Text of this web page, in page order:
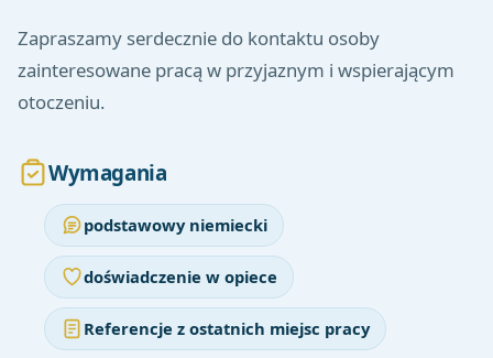
Zapraszamy serdecznie do kontaktu osoby
zainteresowane pracą w przyjaznym i wspierającym
otoczeniu.
Wymagania
podstawowy niemiecki
doświadczenie w opiece
Referencje z ostatnich miejsc pracy